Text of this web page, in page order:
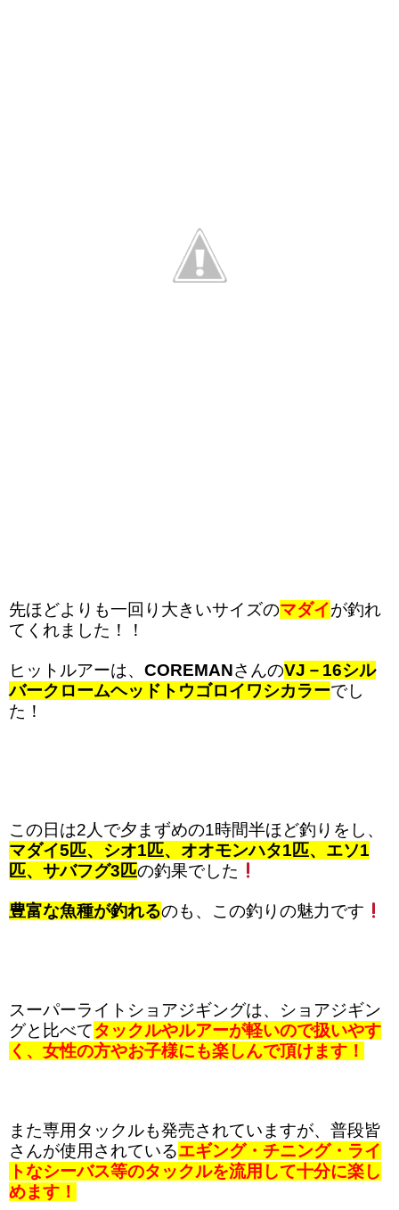
先ほどよりも一回り大きいサイズのマダイが釣れ
てくれました！！
ヒットルアーは、 COREMANさんのVJ－16シル
バークロームヘッドトウゴロイワシカラーでし
た！
この日は2人で夕まずめの1時間半ほど釣りをし、
マダイ5匹、シオ1匹、オオモンハタ1匹、エソ1
匹、サバフグ3匹の釣果でした
豊富な魚種が釣れるのも、この釣りの魅力です
スーパーライトショアジギングは、ショアジギン
グと比べてタックルやルアーが軽いので扱いやす
く、女性の方やお子様にも楽しんで頂けます！
また専用タックルも発売されていますが、普段皆
さんが使用されているエギング・チニング・ライ
トなシーバス等のタックルを流用して十分に楽し
めます！